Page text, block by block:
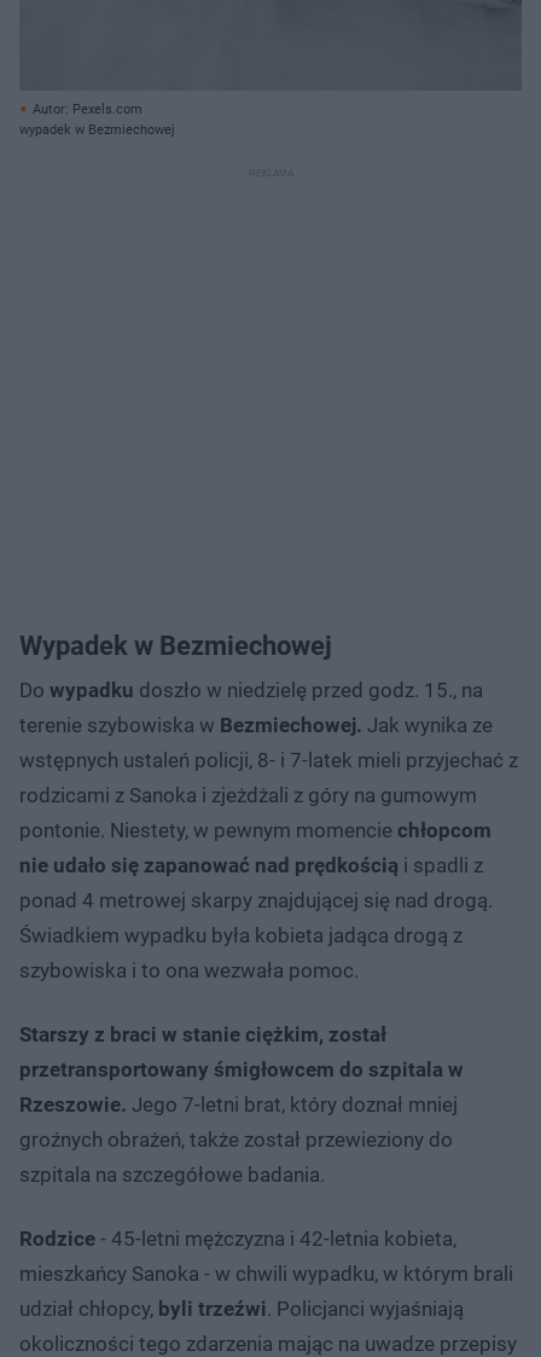
Autor: Pexels.com
wypadek w Bezmiechowej
Wypadek w Bezmiechowej
Do wypadku doszło w niedzielę przed godz. 15., na
terenie szybowiska w Bezmiechowej. Jak wynika ze
wstępnych ustaleń policji, 8- i 7-latek mieli przyjechać z
rodzicami z Sanoka i zjeżdżali z góry na gumowym
pontonie. Niestety, w pewnym momencie chłopcom
nie udało się zapanować nad prędkością i spadli z
ponad 4 metrowej skarpy znajdującej się nad drogą.
Świadkiem wypadku była kobieta jadąca drogą z
szybowiska i to ona wezwała pomoc.
Starszy z braci w stanie ciężkim, został
przetransportowany śmigłowcem do szpitala w
Rzeszowie. Jego 7-letni brat, który doznał mniej
groźnych obrażeń, także został przewieziony do
szpitala na szczegółowe badania.
Rodzice - 45-letni mężczyzna i 42-letnia kobieta,
mieszkańcy Sanoka - w chwili wypadku, w którym brali
udział chłopcy, byli trzeźwi. Policjanci wyjaśniają
okoliczności tego zdarzenia mając na uwadze przepisy